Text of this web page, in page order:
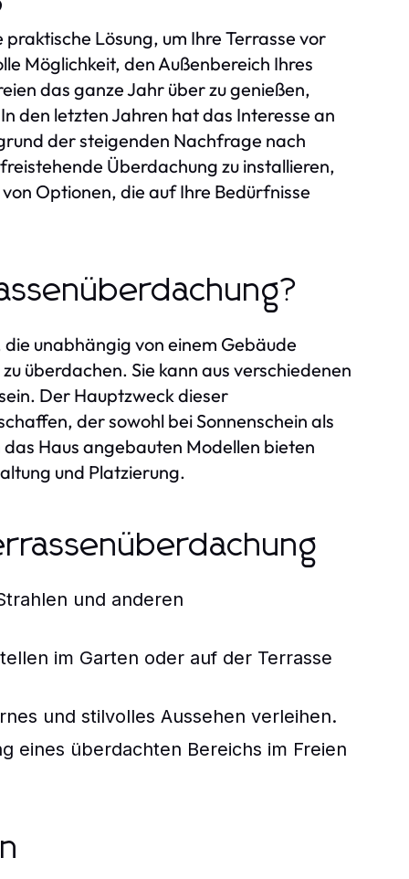
Lösung, um Ihre Terrasse vor
Möglichkeit, den Außenbereich Ihres
das ganze Jahr über zu genießen,
den letzten Jahren hat das Interesse an
der steigenden Nachfrage nach
Überdachung zu installieren,
Optionen, die auf Ihre Bedürfnisse
unabhängig von einem Gebäude
überdachen. Sie kann aus verschiedenen
Der Hauptzweck dieser
der sowohl bei Sonnenschein als
Haus angebauten Modellen bieten
und Platzierung.
und anderen
im Garten oder auf der Terrasse
und stilvolles Aussehen verleihen.
eines überdachten Bereichs im Freien